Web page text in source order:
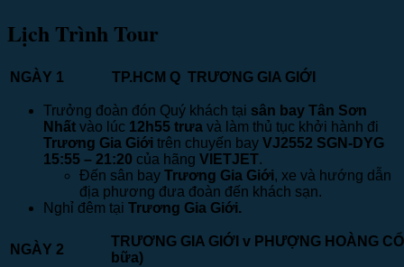
Lịch Trình Tour
NGÀY 1 TP.HCM Q TRƯƠNG GIA
Trưởng đoàn đón Quý khách tại sân bay Tân Sơn
Nhất vào lúc 12h55 trưa và làm thủ tục khởi hành đi
Trương Gia Giới trên chuyến bay VJ2552 SGN-DYG
15:55 – 21:20 của hãng VIETJET.
Đến sân bay Trương Gia Giới, xe và hướng dẫn
địa phương đưa đoàn đến khách sạn.
Nghỉ đêm tại Trương Gia Giới.
NGÀY 2
TRƯƠNG GIA GIỚI v PHƯỢNG
bữa)